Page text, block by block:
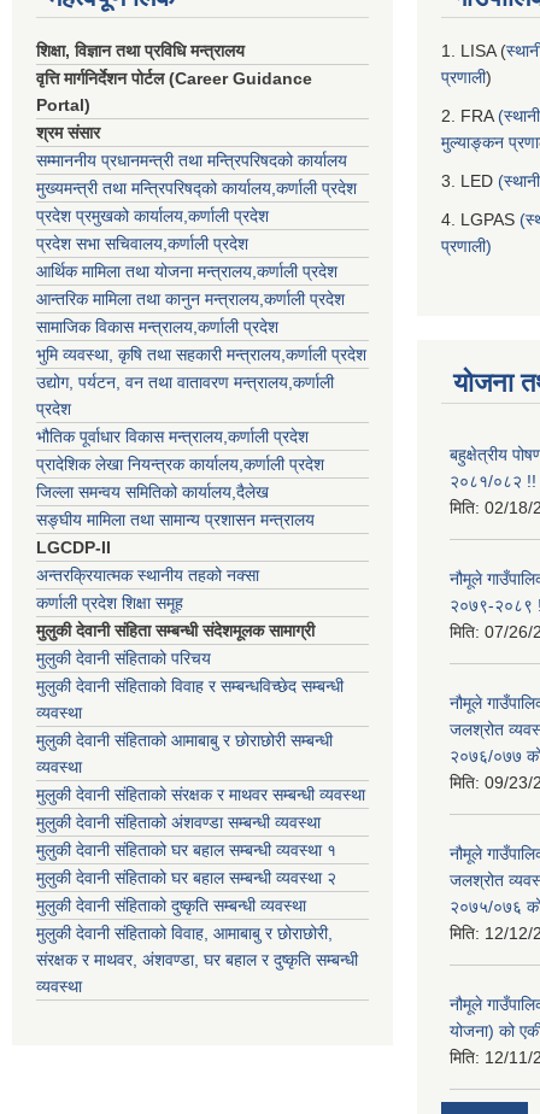
शिक्षा, विज्ञान तथा प्रविधि मन्त्रालय
वृत्ति मार्गनिर्देशन पोर्टल (Career Guidance
Portal)
श्रम संसार
सम्माननीय प्रधानमन्त्री तथा मन्त्रिपरिषद‌को कार्यालय
मुख्यमन्त्री तथा मन्त्रिपरिषद्को कार्यालय,कर्णाली प्रदेश
प्रदेश प्रमुखको कार्यालय,कर्णाली प्रदेश
प्रदेश सभा सचिवालय,कर्णाली प्रदेश
आर्थिक मामिला तथा योजना मन्त्रालय,कर्णाली प्रदेश
आन्तरिक मामिला तथा कानुन मन्त्रालय,कर्णाली प्रदेश
सामाजिक विकास मन्त्रालय,कर्णाली प्रदेश
भुमि व्यवस्था, कृषि तथा सहकारी मन्त्रालय,कर्णाली प्रदेश
उद्योग, पर्यटन, वन तथा वातावरण मन्त्रालय,कर्णाली
प्रदेश
भौतिक पूर्वाधार विकास मन्त्रालय,कर्णाली प्रदेश
प्रादेशिक लेखा नियन्त्रक कार्यालय,कर्णाली प्रदेश
जिल्ला समन्वय समितिको कार्यालय,दैलेख
सङ्घीय मामिला तथा सामान्य प्रशासन मन्त्रालय
LGCDP-II
अन्तरक्रियात्मक स्थानीय तहको नक्सा
कर्णाली प्रदेश शिक्षा समूह
मुलुकी देवानी संहिता सम्बन्धी संदेशमूलक सामाग्री
मुलुकी देवानी संहिताको परिचय
मुलुकी देवानी संहिताको विवाह र सम्बन्धविच्छेद सम्बन्धी
व्यवस्था
मुलुकी देवानी संहिताको आमाबाबु र छोराछोरी सम्बन्धी
व्यवस्था
मुलुकी देवानी संहिताको संरक्षक र माथवर सम्बन्धी व्यवस्था
मुलुकी देवानी संहिताको अंशवण्डा सम्बन्धी व्यवस्था
मुलुकी देवानी संहिताको घर बहाल सम्बन्धी व्यवस्था १
मुलुकी देवानी संहिताको घर बहाल सम्बन्धी व्यवस्था २
मुलुकी देवानी संहिताको दुष्कृति सम्बन्धी व्यवस्था
मुलुकी देवानी संहिताको विवाह, आमाबाबु र छोराछोरी,
संरक्षक र माथवर, अंशवण्डा, घर बहाल र दुष्कृति सम्बन्धी
व्यवस्था
1. LISA (
प्रणाली)
2. FRA
मुल्याङ्कन
3. LED
4. LGPAS
प्रणाली)
योजना
बहुक्षेत्रीय
२०८१/०८२ !!
मिति: 02/18/
नौमूले
२०७९-२०८९
मिति: 07/26/
नौमूले
जलश्रोत
२०७६/०७७ को
मिति: 09/23/
नौमूले
जलश्रोत
२०७५/०७६ को
मिति: 12/12/
नौमूले
योजना) को
मिति: 12/11/